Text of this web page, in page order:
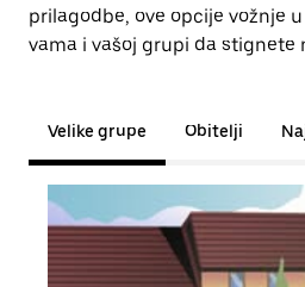
prilagodbe, ove opcije vožnje
vama i vašoj grupi da stignete
Velike grupe Obitelji